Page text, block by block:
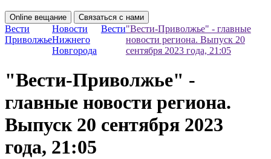
Online вещание Связаться с нами
Вести
Приволжье
Новости
Нижнего
Новгорода
Вести"Вести-Приволжье" - главные
новости региона. Выпуск 20
сентября 2023 года, 21:05
"Вести-Приволжье" -
главные новости региона.
Выпуск 20 сентября 2023
года, 21:05